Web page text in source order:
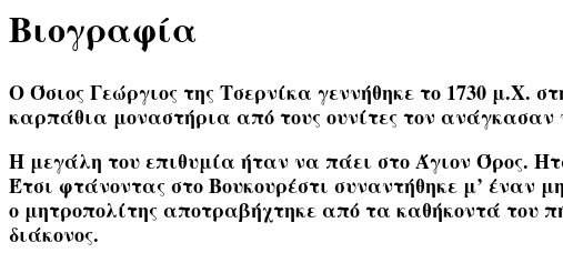
Βιογραφία
Ο Όσιος Γεώργιος της Τσερνίκα γεννήθηκε το 1730 μ.Χ.
καρπάθια μοναστήρια από τους ουνίτες τον
Η μεγάλη του επιθυμία ήταν να πάει στο Άγιον Όρος.
Έτσι φτάνοντας στο Βουκουρέστι συναντήθηκε μ’ έναν
ο μητροπολίτης αποτραβήχτηκε από τα καθήκοντά του
διάκονος.